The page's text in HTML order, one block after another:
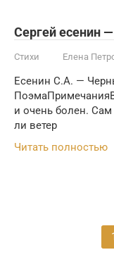
Сергей есенин
Стихи Елена
Есенин С.А. —
и очень болен. Сам
ли ветер
Читать полностью